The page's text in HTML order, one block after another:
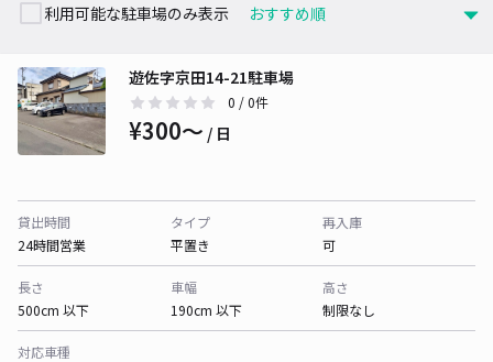
利用可能な駐車場のみ表示
遊佐字京田14-21駐車場
0 / 0件
¥300〜 / 日
貸出時間
24時間営業
タイプ
平置き
再入庫
可
長さ
500cm 以下
車幅
190cm 以下
高さ
制限なし
対応車種